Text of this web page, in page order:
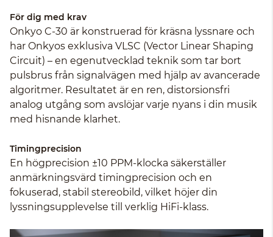
För dig med krav
Onkyo C-30 är konstruerad för kräsna lyssnare och
har Onkyos exklusiva VLSC (Vector Linear Shaping
Circuit) – en egenutvecklad teknik som tar bort
pulsbrus från signalvägen med hjälp av avancerade
algoritmer. Resultatet är en ren, distorsionsfri
analog utgång som avslöjar varje nyans i din musik
med hisnande klarhet.
Timingprecision
En högprecision ±10 PPM-klocka säkerställer
anmärkningsvärd timingprecision och en
fokuserad, stabil stereobild, vilket höjer din
lyssningsupplevelse till verklig HiFi-klass.